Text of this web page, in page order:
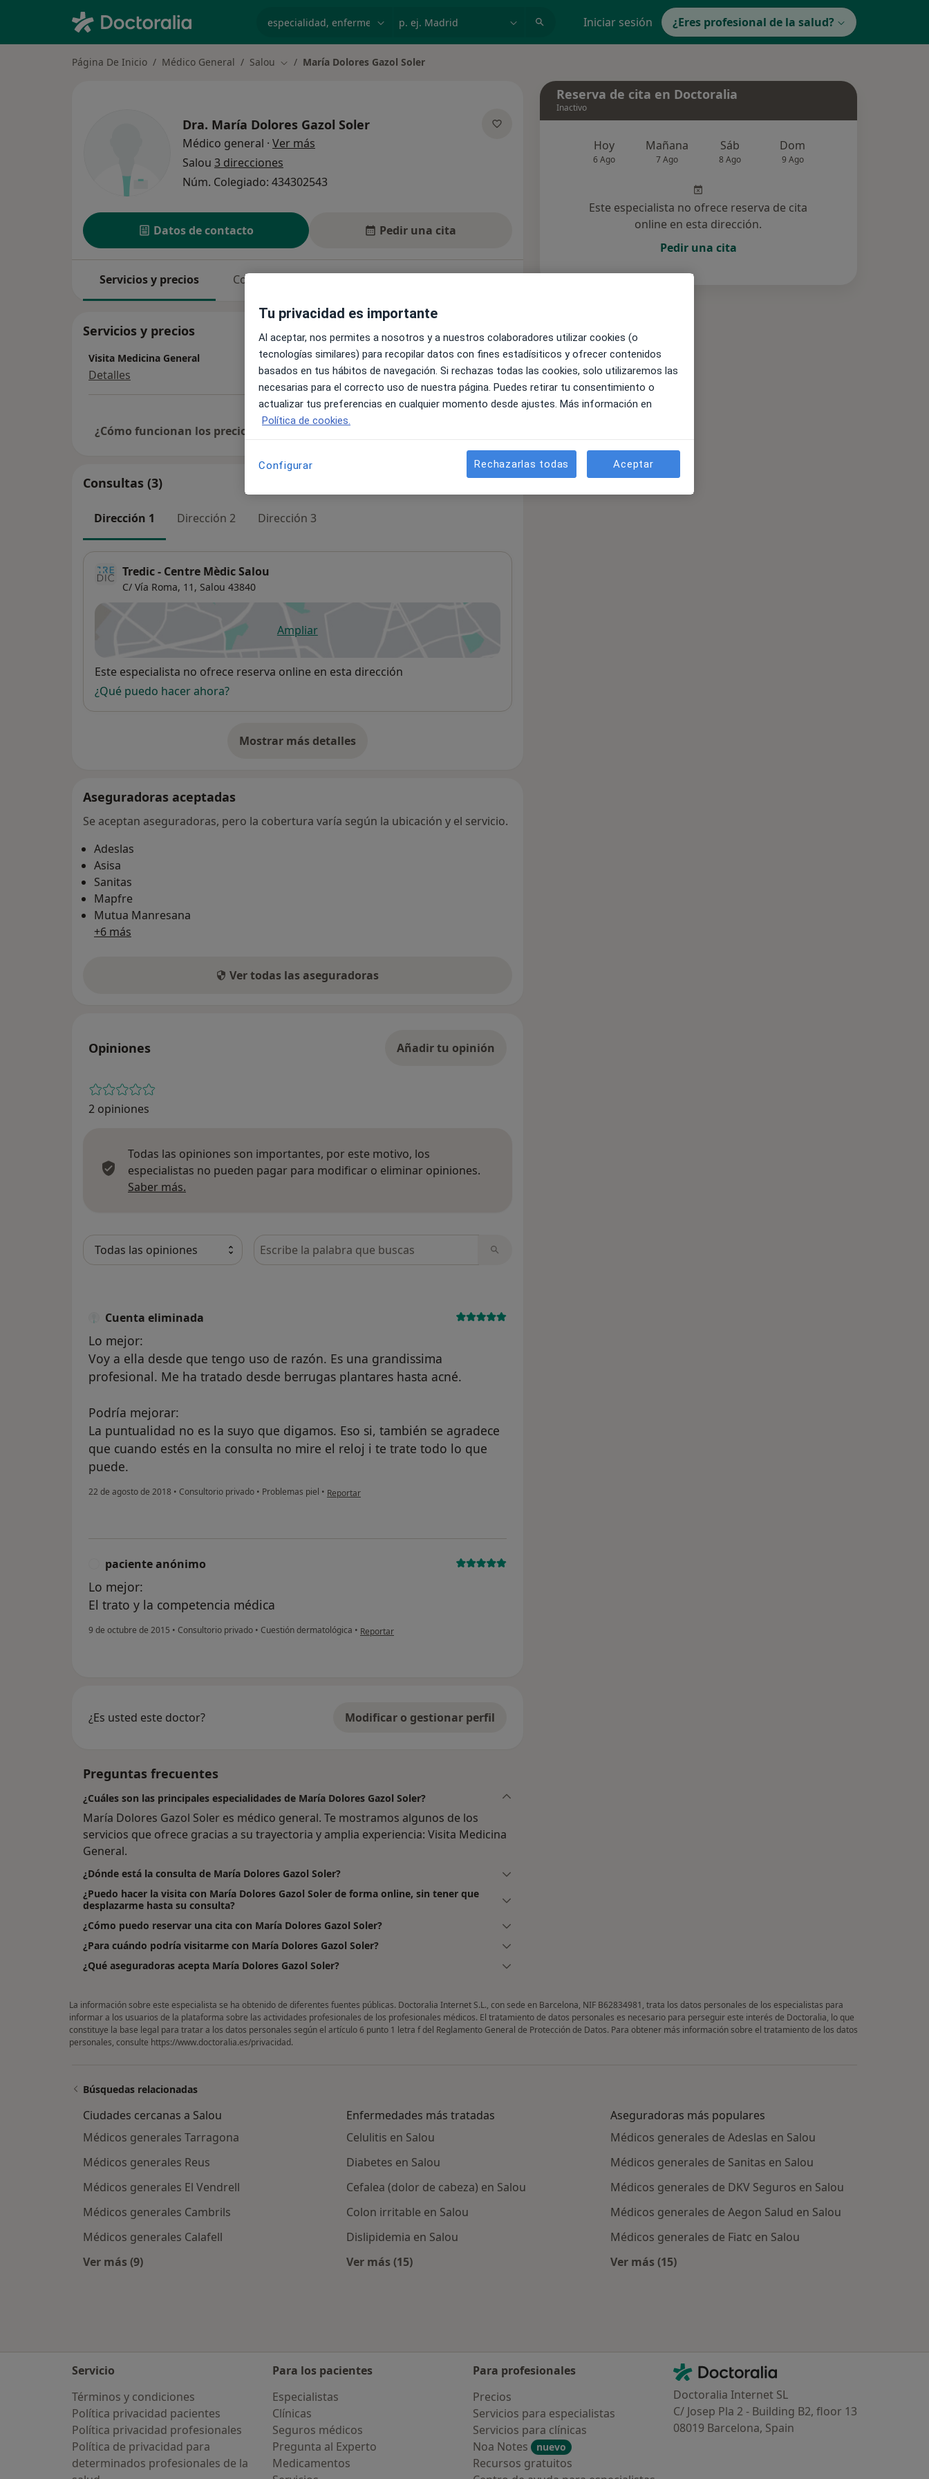
Iniciar sesión ¿Eres profesional de la salud?
Página De Inicio Médico General Salou Cambiar de ciudad
María Dolores Gazol Soler
Dra. María Dolores Gazol Soler
Médico general · Ver más
Salou 3 direcciones
Núm. Colegiado: 434302543
Datos de contacto Pedir una cita
Servicios y precios Consultas
Servicios y precios
Visita Medicina General
Detalles
¿Cómo funcionan los precios?
Consultas (3)
Dirección 1 Dirección 2 Dirección 3
Tredic - Centre Mèdic Salou
C/ Vía Roma, 11, Salou 43840
Ampliarse abre en una nueva pestaña
Disponibilidad
Este especialista no ofrece reserva online en esta dirección
¿Qué puedo hacer ahora?
Mostrar más detalles
sobre la dirección
Aseguradoras aceptadas
Se aceptan aseguradoras, pero la cobertura varía según la ubicación y el servicio.
Adeslas
Asisa
Sanitas
Mapfre
Mutua Manresana
+6 más
Ver todas las aseguradoras
Opiniones Añadir tu opinión
2 opiniones
Todas las opiniones son importantes, por este motivo, los
especialistas no pueden pagar para modificar o eliminar opiniones.
Saber más.
Busca en opiniones
Cuenta eliminada
Lo mejor:
Voy a ella desde que tengo uso de razón. Es una grandissima
profesional. Me ha tratado desde berrugas plantares hasta acné.
Podría mejorar:
La puntualidad no es la suyo que digamos. Eso si, también se agradece
que cuando estés en la consulta no mire el reloj i te trate todo lo que
puede.
22 de agosto de 2018 • Consultorio privado • Problemas piel • en opinión del usuario Cuenta eliminada
Reportar
paciente anónimo
Lo mejor:
El trato y la competencia médica
9 de octubre de 2015 • Consultorio privado • Cuestión dermatológica • en opinión del usuario paciente anónimo
Reportar
¿Es usted este doctor? Modificar o gestionar perfil
Preguntas frecuentes
¿Cuáles son las principales especialidades de María Dolores Gazol Soler?
María Dolores Gazol Soler es médico general. Te mostramos algunos de los
servicios que ofrece gracias a su trayectoria y amplia experiencia: Visita Medicina
General.
¿Dónde está la consulta de María Dolores Gazol Soler?
¿Puedo hacer la visita con María Dolores Gazol Soler de forma online, sin tener que
desplazarme hasta su consulta?
¿Cómo puedo reservar una cita con María Dolores Gazol Soler?
¿Para cuándo podría visitarme con María Dolores Gazol Soler?
¿Qué aseguradoras acepta María Dolores Gazol Soler?
Reserva de cita en Doctoralia
Inactivo
Hoy
6 Ago
Mañana
7 Ago
Sáb
8 Ago
Dom
9 Ago
Este especialista no ofrece reserva de cita
online en esta dirección.
Pedir una cita
La información sobre este especialista se ha obtenido de diferentes fuentes públicas. Doctoralia Internet S.L., con sede en Barcelona, NIF B62834981, trata los datos personales de los especialistas para
informar a los usuarios de la plataforma sobre las actividades profesionales de los profesionales médicos. El tratamiento de datos personales es necesario para perseguir este interés de Doctoralia, lo que
constituye la base legal para tratar a los datos personales según el artículo 6 punto 1 letra f del Reglamento General de Protección de Datos. Para obtener más información sobre el tratamiento de los datos
personales, consulte https://www.doctoralia.es/privacidad.
Búsquedas relacionadas
Ciudades cercanas a Salou
Médicos generales Tarragona
Médicos generales Reus
Médicos generales El Vendrell
Médicos generales Cambrils
Médicos generales Calafell
Ver más (9)
Enfermedades más tratadas
Celulitis en Salou
Diabetes en Salou
Cefalea (dolor de cabeza) en Salou
Colon irritable en Salou
Dislipidemia en Salou
Ver más (15)
Aseguradoras más populares
Médicos generales de Adeslas en Salou
Médicos generales de Sanitas en Salou
Médicos generales de DKV Seguros en Salou
Médicos generales de Aegon Salud en Salou
Médicos generales de Fiatc en Salou
Ver más (15)
Servicio
Términos y condiciones
Política privacidad pacientes
Política privacidad profesionales
Política de privacidad para
determinados profesionales de la
Para los pacientes
Especialistas
Clínicas
Seguros médicos
Pregunta al Experto
Medicamentos
Para profesionales
Precios
Servicios para especialistas
Servicios para clínicas
Noa Notes
nuevo
Recursos gratuitos
Contacto
Doctoralia - Página de inicio
Doctoralia Internet SL
C/ Josep Pla 2 - Building B2, floor 13
08019 Barcelona, Spain
Tu privacidad es importante
Al aceptar, nos permites a nosotros y a nuestros colaboradores utilizar cookies (o
tecnologías similares) para recopilar datos con fines estadísiticos y ofrecer contenidos
basados en tus hábitos de navegación. Si rechazas todas las cookies, solo utilizaremos las
necesarias para el correcto uso de nuestra página. Puedes retirar tu consentimiento o
actualizar tus preferencias en cualquier momento desde ajustes. Más información en
Política de cookies.
Configurar Rechazarlas todas Aceptar